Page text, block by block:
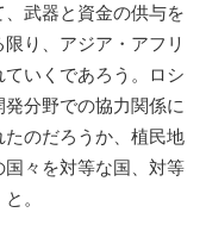
武器と資金の供与を
り、アジア・アフリ
いくであろう。ロシ
分野での協力関係に
のだろうか、植民地
々を対等な国、対等
。